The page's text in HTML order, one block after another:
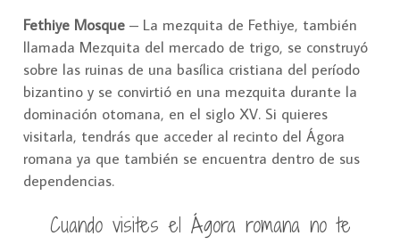
Fethiye Mosque – La mezquita de Fethiye, también
llamada Mezquita del mercado de trigo, se construyó
sobre las ruinas de una basílica cristiana del período
bizantino y se convirtió en una mezquita durante la
dominación otomana, en el siglo XV. Si quieres
visitarla, tendrás que acceder al recinto del Ágora
romana ya que también se encuentra dentro de sus
dependencias.
Cuando visites el Ágora romana no te